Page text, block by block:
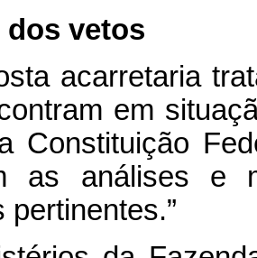
dos vetos
acarretaria
em
Constituição
as análises e
pertinentes.”